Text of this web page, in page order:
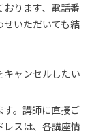
ります、電話番
いただいても結
ャンセルしたい
。講師に直接ご
スは、各講座情